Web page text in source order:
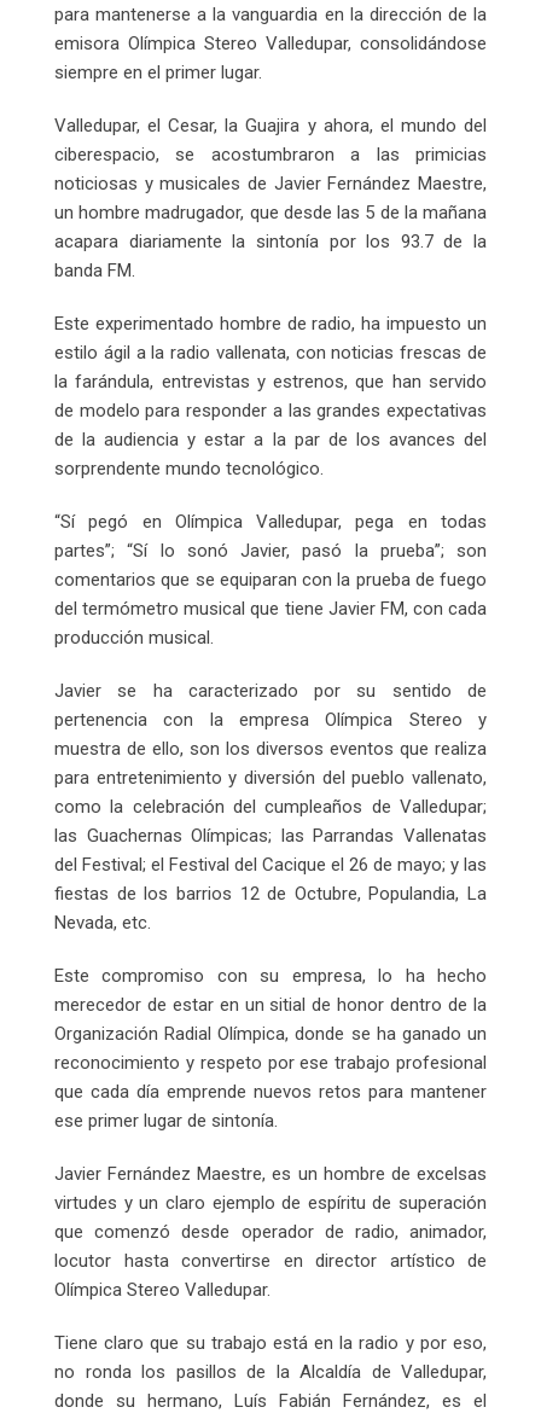
para mantenerse a la vanguardia en la dirección de la
emisora Olímpica Stereo Valledupar, consolidándose
siempre en el primer lugar.
Valledupar, el Cesar, la Guajira y ahora, el mundo del
ciberespacio, se acostumbraron a las primicias
noticiosas y musicales de Javier Fernández Maestre,
un hombre madrugador, que desde las 5 de la mañana
acapara diariamente la sintonía por los 93.7 de la
banda FM.
Este experimentado hombre de radio, ha impuesto un
estilo ágil a la radio vallenata, con noticias frescas de
la farándula, entrevistas y estrenos, que han servido
de modelo para responder a las grandes expectativas
de la audiencia y estar a la par de los avances del
sorprendente mundo tecnológico.
“Sí pegó en Olímpica Valledupar, pega en todas
partes”; “Sí lo sonó Javier, pasó la prueba”; son
comentarios que se equiparan con la prueba de fuego
del termómetro musical que tiene Javier FM, con cada
producción musical.
Javier se ha caracterizado por su sentido de
pertenencia con la empresa Olímpica Stereo y
muestra de ello, son los diversos eventos que realiza
para entretenimiento y diversión del pueblo vallenato,
como la celebración del cumpleaños de Valledupar;
las Guachernas Olímpicas; las Parrandas Vallenatas
del Festival; el Festival del Cacique el 26 de mayo; y las
fiestas de los barrios 12 de Octubre, Populandia, La
Nevada, etc.
Este compromiso con su empresa, lo ha hecho
merecedor de estar en un sitial de honor dentro de la
Organización Radial Olímpica, donde se ha ganado un
reconocimiento y respeto por ese trabajo profesional
que cada día emprende nuevos retos para mantener
ese primer lugar de sintonía.
Javier Fernández Maestre, es un hombre de excelsas
virtudes y un claro ejemplo de espíritu de superación
que comenzó desde operador de radio, animador,
locutor hasta convertirse en director artístico de
Olímpica Stereo Valledupar.
Tiene claro que su trabajo está en la radio y por eso,
no ronda los pasillos de la Alcaldía de Valledupar,
donde su hermano, Luís Fabián Fernández, es el